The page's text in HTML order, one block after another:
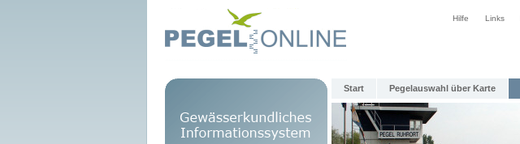
Hilfe Links
Start Pegelauswahl über Karte